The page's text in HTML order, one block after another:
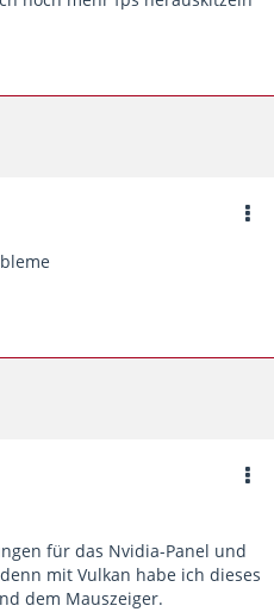
für das Nvidia-Panel und
mit Vulkan habe ich dieses
dem Mauszeiger.